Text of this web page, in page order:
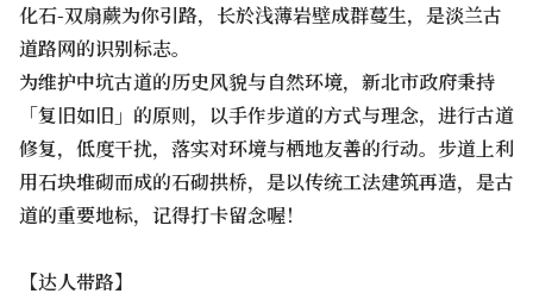
化石-双扇蕨为你引路，长於浅薄岩壁成群蔓生，是淡兰古
道路网的识别标志。
为维护中坑古道的历史风貌与自然环境，新北市政府秉持
「复旧如旧」的原则，以手作步道的方式与理念，进行古道
修复，低度干扰，落实对环境与栖地友善的行动。步道上利
用石块堆砌而成的石砌拱桥，是以传统工法建筑再造，是古
道的重要地标，记得打卡留念喔！
【达人带路】